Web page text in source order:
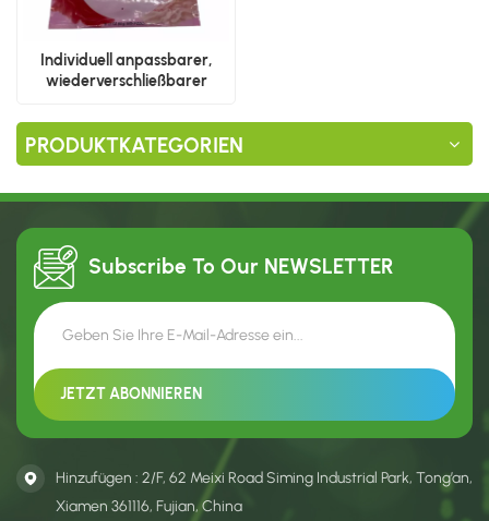
Individuell anpassbarer,
wiederverschließbarer
Kunststoff
PRODUKTKATEGORIEN
Subscribe To Our NEWSLETTER
Hinzufügen : 2/F, 62 Meixi Road Siming Industrial Park, Tong’an,
Xiamen 361116, Fujian, China